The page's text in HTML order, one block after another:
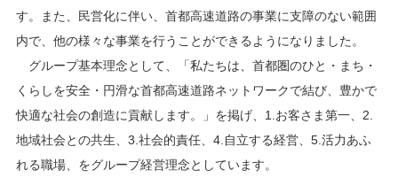
す。また、民営化に伴い、首都高速道路の事業に支障のない範囲
内で、他の様々な事業を行うことができるようになりました。
グループ基本理念として、「私たちは、首都圏のひと・まち・
くらしを安全・円滑な首都高速道路ネットワークで結び、豊かで
快適な社会の創造に貢献します。」を掲げ、1.お客さま第一、2.
地域社会との共生、3.社会的責任、4.自立する経営、5.活力あふ
れる職場、をグループ経営理念としています。